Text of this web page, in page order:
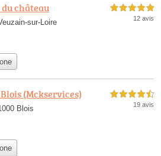
château
sur-Loire
5,0 étoiles sur 5
12 avis
(Mckservices)
Blois
4,5 étoiles sur 5
19 avis